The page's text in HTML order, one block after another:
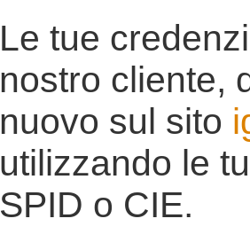
Le tue
nostro cliente,
nuovo sul sito
utilizzando le
SPID o CIE.